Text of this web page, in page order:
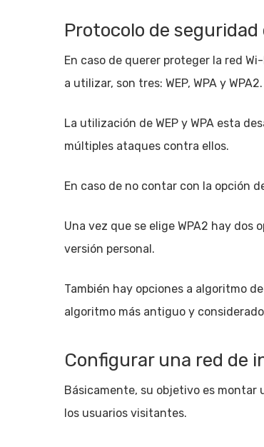
Protocolo de seguridad
En caso de querer proteger la red
a utilizar, son tres: WEP, WPA y WPA2.
La utilización de WEP y WPA esta
múltiples ataques contra ellos.
En caso de no contar con la opción
Una vez que se elige WPA2 hay dos
versión personal.
También hay opciones a algoritmo
algoritmo más antiguo y
Configurar una red de
Básicamente, su objetivo es montar
los usuarios visitantes.